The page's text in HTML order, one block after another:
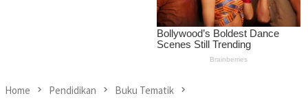
Home Pendidikan Buku Tematik